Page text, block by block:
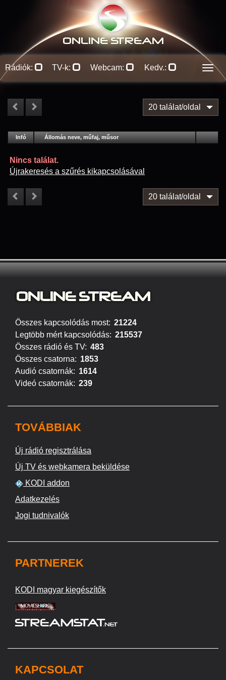
ONLINE STREAM
Rádiók: TV-k: Webcam: Kedv.:
20 találat/oldal
Infó Lejátszás
Állomás neve, műfaj, műsor
Nincs találat.
Újrakeresés a szűrés kikapcsolásával
20 találat/oldal
ONLINE STREAM
Összes kapcsolódás most: 21224
Legtöbb mért kapcsolódás: 215537
Összes rádió és TV: 483
Összes csatorna: 1853
Audió csatornák: 1614
Videó csatornák: 239
TOVÁBBIAK
Új rádió regisztrálása
Új TV és webkamera beküldése
KODI addon
Adatkezelés
Jogi tudnivalók
PARTNEREK
KODI magyar kiegészítők
KAPCSOLAT